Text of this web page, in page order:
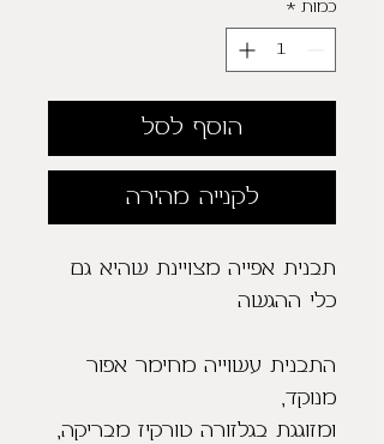
כמות *
הוסף לסל
לקנייה מהירה
תבנית אפייה מצויינת שהיא גם
כלי ההגשה
התבנית עשוייה מחימר אפור
מנוקד,
ומזוגגת בגלזורה טורקיז מבריקה,